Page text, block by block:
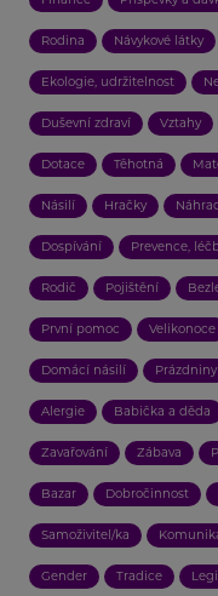
Rodina Návykové látky
Ekologie, udržitelnost
Duševní zdraví Vztahy
Dotace Těhotná
Násilí Hračky
Dospívání Prevence,
Rodič Pojištění
První pomoc Velikonoce
Domácí násilí Prázdniny
Alergie Babička a děda
Zavařování Zábava
Bazar Dobročinnost
Samoživitel/ka
Gender Tradice